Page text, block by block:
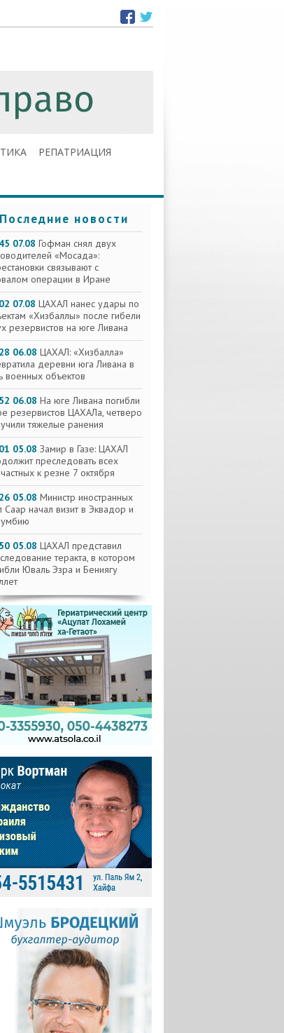
РЕПАТРИАЦИЯ
Последние новости
07.08 Гофман снял двух
«Мосада»:
связывают с
операции в Иране
07.08 ЦАХАЛ нанес удары по
«Хизбаллы» после гибели
резервистов на юге Ливана
06.08 ЦАХАЛ: «Хизбалла»
деревни юга Ливана в
военных объектов
06.08 На юге Ливана погибли
резервистов ЦАХАЛа, четверо
тяжелые ранения
05.08 Замир в Газе: ЦАХАЛ
преследовать всех
к резне 7 октября
05.08 Министр иностранных
Саар начал визит в Эквадор и
05.08 ЦАХАЛ представил
теракта, в котором
Юваль Эзра и Бениягу